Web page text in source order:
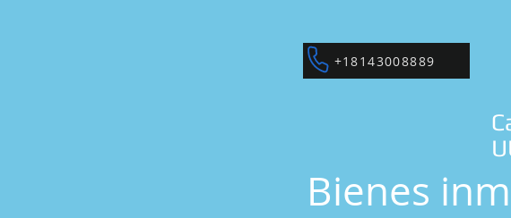
Bienes
+18143008889